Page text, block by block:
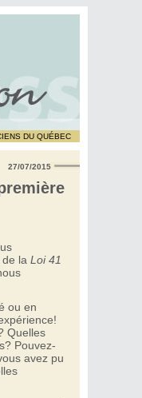
DU QUÉBEC
27/07/2015
la Loi 41
ou en
Quelles
Pouvez-
avez pu